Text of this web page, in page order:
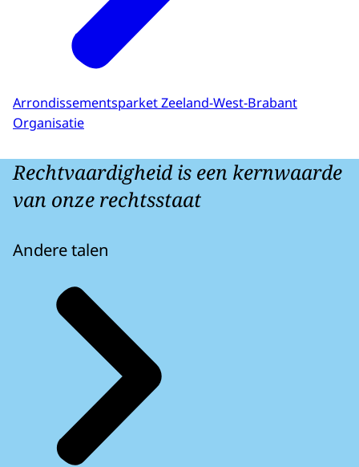
Arrondissementsparket Zeeland-West-Brabant
Organisatie
Rechtvaardigheid is een kernwaarde
van onze rechtsstaat
Andere talen